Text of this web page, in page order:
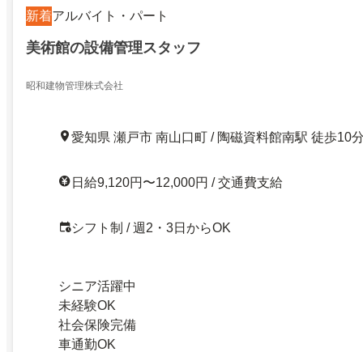
新着アルバイト・パート
美術館の設備管理スタッフ
昭和建物管理株式会社
愛知県 瀬戸市 南山口町 / 陶磁資料館南駅 徒歩10
日給9,120円〜12,000円 / 交通費支給
シフト制 / 週2・3日からOK
シニア活躍中
未経験OK
社会保険完備
車通勤OK